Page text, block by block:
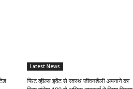
Latest News
फिट व्हील्स इवेंट से स्वस्थ जीवनशैली अपनाने का